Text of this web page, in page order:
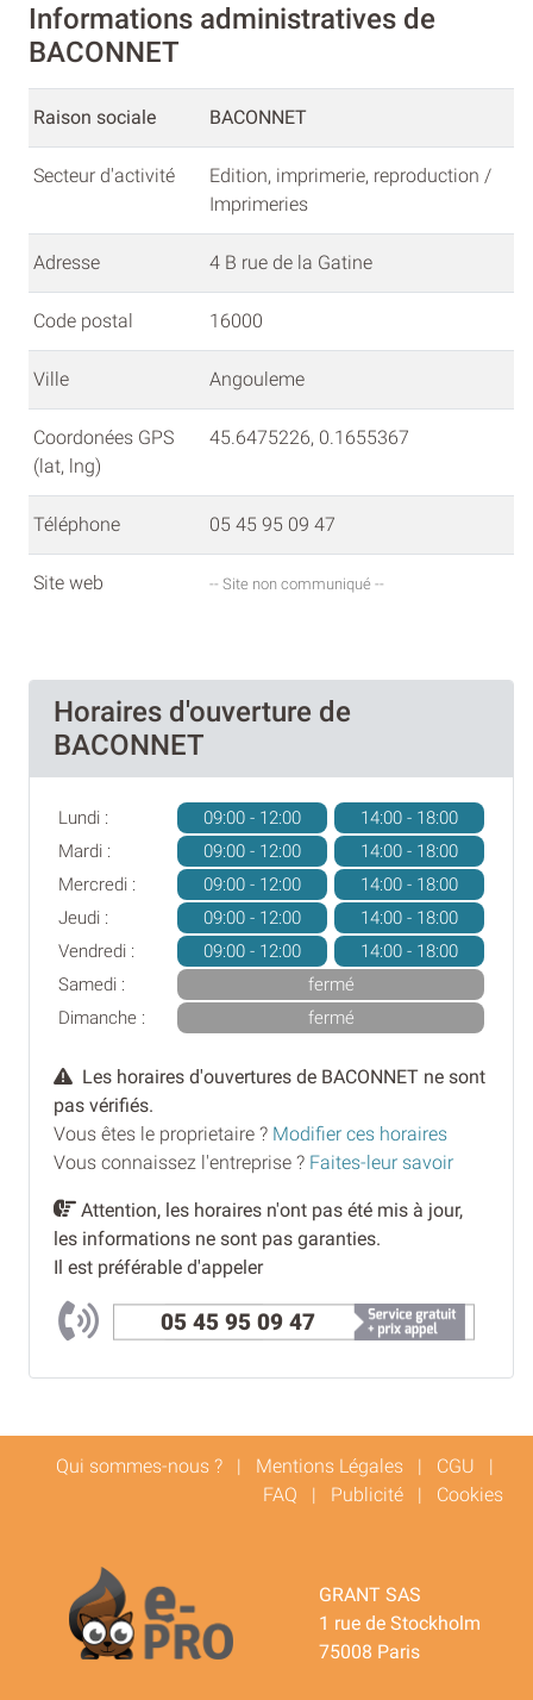
Informations administratives de
BACONNET
Raison sociale BACONNET
Secteur d'activité
Edition, imprimerie, reproduction /
Imprimeries
Adresse 4 B rue de la Gatine
Code postal 16000
Ville Angouleme
Coordonées GPS
(lat, lng)
45.6475226, 0.1655367
Téléphone 05 45 95 09 47
Site web -- Site non communiqué --
Horaires d'ouverture de
BACONNET
Lundi : 09:00 - 12:00
14:00 - 18:00
Mardi :
09:00 - 12:00
14:00 - 18:00
Mercredi :
09:00 - 12:00
14:00 - 18:00
Jeudi :
09:00 - 12:00
14:00 - 18:00
Vendredi :
09:00 - 12:00
14:00 - 18:00
Samedi :
fermé
Dimanche :
fermé
Les horaires d'ouvertures de BACONNET ne sont
pas vérifiés.
Vous êtes le proprietaire ? Modifier ces horaires
Vous connaissez l'entreprise ? Faites-leur savoir
Attention, les horaires n'ont pas été mis à jour,
les informations ne sont pas garanties.
Il est préférable d'appeler
05 45 95 09 47
Qui sommes-nous ? | Mentions Légales | CGU |
FAQ | Publicité | Cookies
GRANT SAS
1 rue de Stockholm
75008 Paris